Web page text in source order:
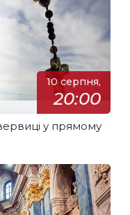
10 серпня,
20:00
у прямому